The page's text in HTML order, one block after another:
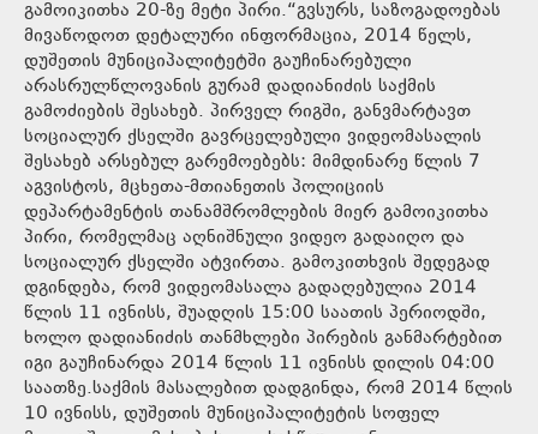
გამოიკითხა 20-ზე მეტი პირი.“გვსურს, საზოგადოებას
მივაწოდოთ დეტალური ინფორმაცია, 2014 წელს,
დუშეთის მუნიციპალიტეტში გაუჩინარებული
არასრულწლოვანის გურამ დადიანიძის საქმის
გამოძიების შესახებ. პირველ რიგში, განვმარტავთ
სოციალურ ქსელში გავრცელებული ვიდეომასალის
შესახებ არსებულ გარემოებებს: მიმდინარე წლის 7
აგვისტოს, მცხეთა-მთიანეთის პოლიციის
დეპარტამენტის თანამშრომლების მიერ გამოიკითხა
პირი, რომელმაც აღნიშნული ვიდეო გადაიღო და
სოციალურ ქსელში ატვირთა. გამოკითხვის შედეგად
დგინდება, რომ ვიდეომასალა გადაღებულია 2014
წლის 11 ივნისს, შუადღის 15:00 საათის პერიოდში,
ხოლო დადიანიძის თანმხლები პირების განმარტებით
იგი გაუჩინარდა 2014 წლის 11 ივნისს დილის 04:00
საათზე.საქმის მასალებით დადგინდა, რომ 2014 წლის
10 ივნისს, დუშეთის მუნიციპალიტეტის სოფელ